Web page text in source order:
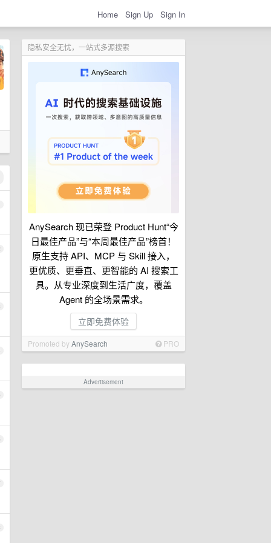
Home Sign Up Sign In
隐私安全无忧，一站式多源搜索
AnySearch 现已荣登 Product Hunt“今
日最佳产品”与“本周最佳产品”榜首！
原生支持 API、MCP 与 Skill 接入，
更优质、更垂直、更智能的 AI 搜索工
具。从专业深度到生活广度，覆盖
Agent 的全场景需求。
立即免费体验
Promoted byAnySearch PRO
Advertisement